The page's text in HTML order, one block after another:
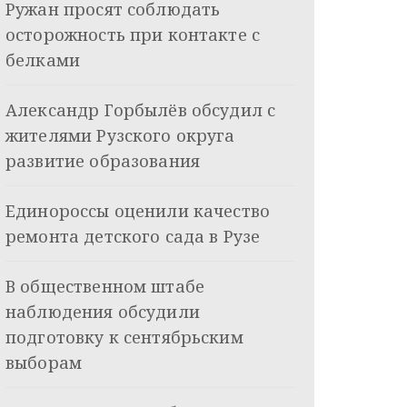
Ружан просят соблюдать
осторожность при контакте с
белками
Александр Горбылёв обсудил с
жителями Рузского округа
развитие образования
Единороссы оценили качество
ремонта детского сада в Рузе
В общественном штабе
наблюдения обсудили
подготовку к сентябрьским
выборам